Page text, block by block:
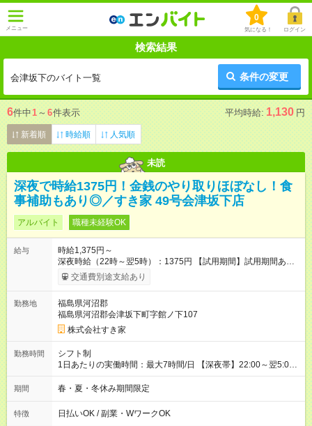
メニュー
0
気になる！ ログイン
検索結果
会津坂下のバイト一覧 条件の変更
6件中1 ～ 6件表示 平均時給: 1,130 円
新着順 時給順 人気順
未読
深夜で時給1375円！金銭のやり取りほぼなし！食
事補助もあり◎／すき家 49号会津坂下店
アルバイト 職種未経験OK
給与
時給1,375円～
深夜時給（22時～翌5時）：1375円 【試用期間】試用期間あり
試用期間の長さ：1ヶ月 雇用形態、給与は本採用時と同じです。
試用期間の実態は30日（※条件変更なし）ですが、切り上げで
同時給）
交通費別途支給あり
勤務地
福島県河沼郡
福島県河沼郡会津坂下町字館ノ下107
株式会社すき家
勤務時間
シフト制
1日あたりの実働時間：最大7時間/日 【深夜帯】22:00～翌5:00
週2日～・1日2h～OK◎ ※22:00から翌5:00までは18歳以上の方
のみ勤務可能です（18歳未満の深夜業務禁止のため） ★深夜で
す。 必ず、2名以上での勤務を行いますので、安心して働けま
す。
期間 春・夏・冬休み期間限定
特徴 日払いOK / 副業・WワークOK